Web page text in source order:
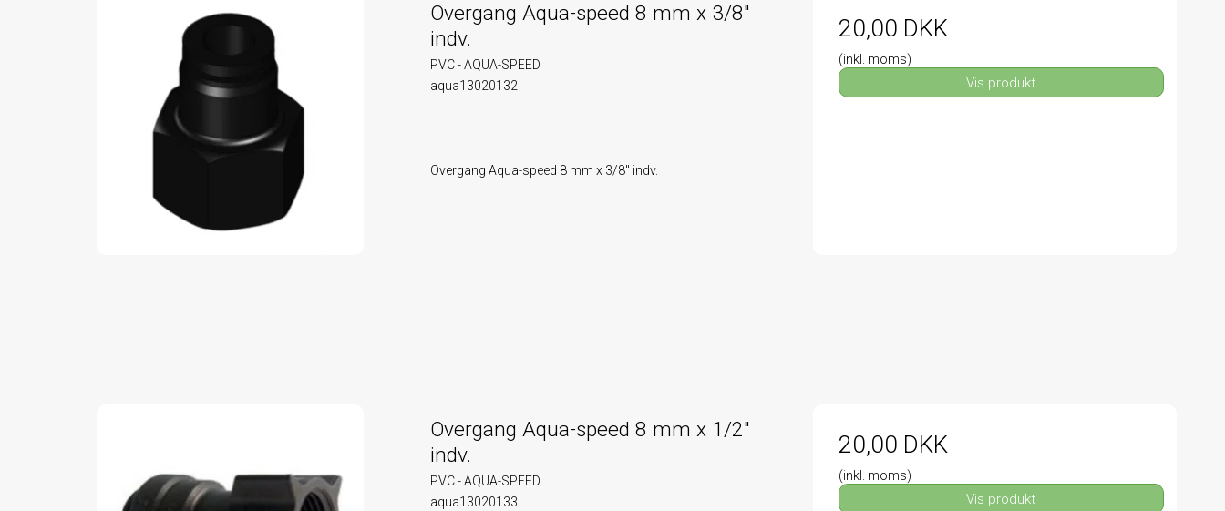
Overgang Aqua-speed 8 mm x 3/8"
indv.
PVC - AQUA-SPEED
aqua13020132
Overgang Aqua-speed 8 mm x 3/8" indv.
20,00 DKK
(inkl. moms)
Vis produkt
Overgang Aqua-speed 8 mm x 1/2"
indv.
PVC - AQUA-SPEED
aqua13020133
20,00 DKK
(inkl. moms)
Vis produkt